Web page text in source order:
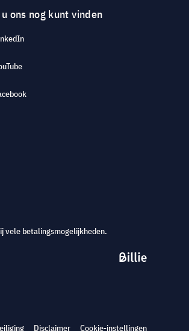
ons nog kunt vinden
vele betalingsmogelijkheden.
Disclaimer Cookie-instellingen